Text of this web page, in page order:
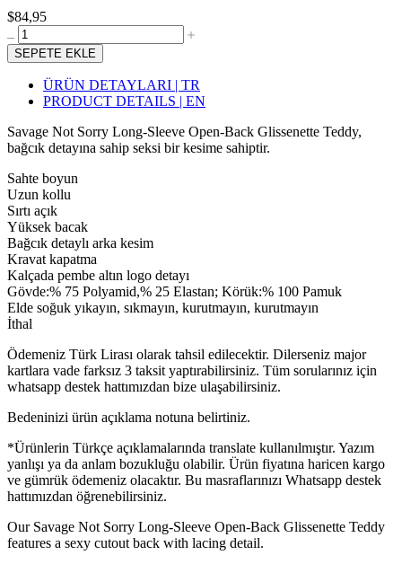
$84,95
SEPETE EKLE
ÜRÜN DETAYLARI | TR
PRODUCT DETAILS | EN
Savage Not Sorry Long-Sleeve Open-Back Glissenette Teddy,
bağcık detayına sahip seksi bir kesime sahiptir.
Sahte boyun
Uzun kollu
Sırtı açık
Yüksek bacak
Bağcık detaylı arka kesim
Kravat kapatma
Kalçada pembe altın logo detayı
Gövde:% 75 Polyamid,% 25 Elastan; Körük:% 100 Pamuk
Elde soğuk yıkayın, sıkmayın, kurutmayın, kurutmayın
İthal
Ödemeniz Türk Lirası olarak tahsil edilecektir. Dilerseniz major
kartlara vade farksız 3 taksit yaptırabilirsiniz. Tüm sorularınız için
whatsapp destek hattımızdan bize ulaşabilirsiniz.
Bedeninizi ürün açıklama notuna belirtiniz.
*Ürünlerin Türkçe açıklamalarında translate kullanılmıştır. Yazım
yanlışı ya da anlam bozukluğu olabilir. Ürün fiyatına haricen kargo
ve gümrük ödemeniz olacaktır. Bu masraflarınızı Whatsapp destek
hattımızdan öğrenebilirsiniz.
Our Savage Not Sorry Long-Sleeve Open-Back Glissenette Teddy
features a sexy cutout back with lacing detail.